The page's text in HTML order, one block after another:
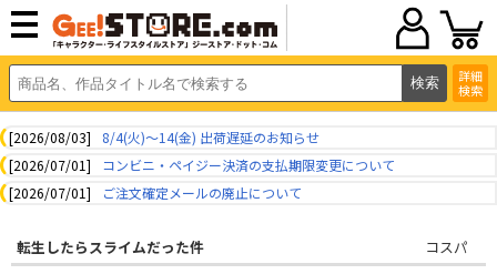
詳細
検索
[2026/08/03]
8/4(火)～14(金) 出荷遅延のお知らせ
[2026/07/01]
コンビニ・ペイジー決済の支払期限変更について
[2026/07/01]
ご注文確定メールの廃止について
転生したらスライムだった件 コスパ